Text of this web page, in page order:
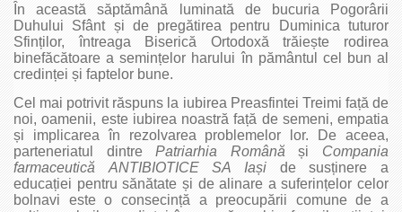
În această săptămână luminată de bucuria Pogorârii
Duhului Sfânt și de pregătirea pentru Duminica tuturor
Sfinților, întreaga Biserică Ortodoxă trăiește rodirea
binefăcătoare a semințelor harului în pământul cel bun al
credinței și faptelor bune.
Cel mai potrivit răspuns la iubirea Preasfintei Treimi față de
noi, oamenii, este iubirea noastră față de semeni, empatia
și implicarea în rezolvarea problemelor lor. De aceea,
parteneriatul dintrePatriarhia Română și Compania
farmaceutică
ANTIBIOTICE SA Iași de susținere a
educației pentru sănătate și de alinare a suferințelor celor
bolnavi este o consecință a preocupării comune de a